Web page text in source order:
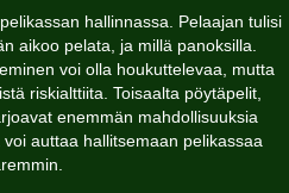
hallinnassa. Pelaajan tulisi
aikoo pelata, ja millä panoksilla.
voi olla houkuttelevaa, mutta
riskialttiita. Toisaalta pöytäpelit,
enemmän mahdollisuuksia
auttaa hallitsemaan pelikassaa